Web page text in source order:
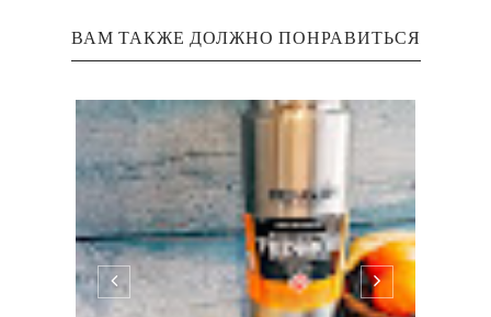
ВАМ ТАКЖЕ ДОЛЖНО ПОНРАВИТЬСЯ